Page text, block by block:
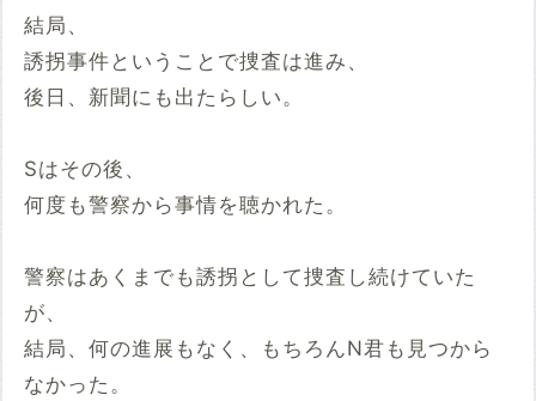
結局、
誘拐事件ということで捜査は進み、
後日、新聞にも出たらしい。
Sはその後、
何度も警察から事情を聴かれた。
警察はあくまでも誘拐として捜査し続けていた
が、
結局、何の進展もなく、もちろんN君も見つから
なかった。